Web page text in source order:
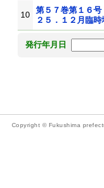
10
第５７巻第１６
２５．１２月臨
発行年月日
Copyright © Fukushima